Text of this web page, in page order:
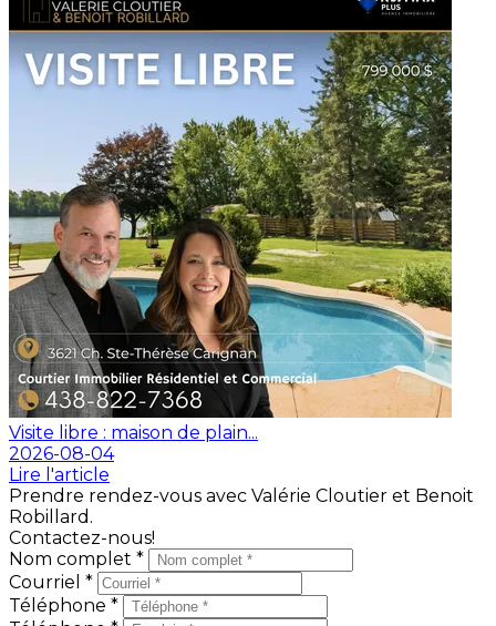
Visite libre : maison de plain...
2026-08-04
Lire l'article
Prendre rendez-vous avec Valérie Cloutier et Benoit
Robillard.
Contactez-nous!
Nom complet *
Courriel *
Téléphone *